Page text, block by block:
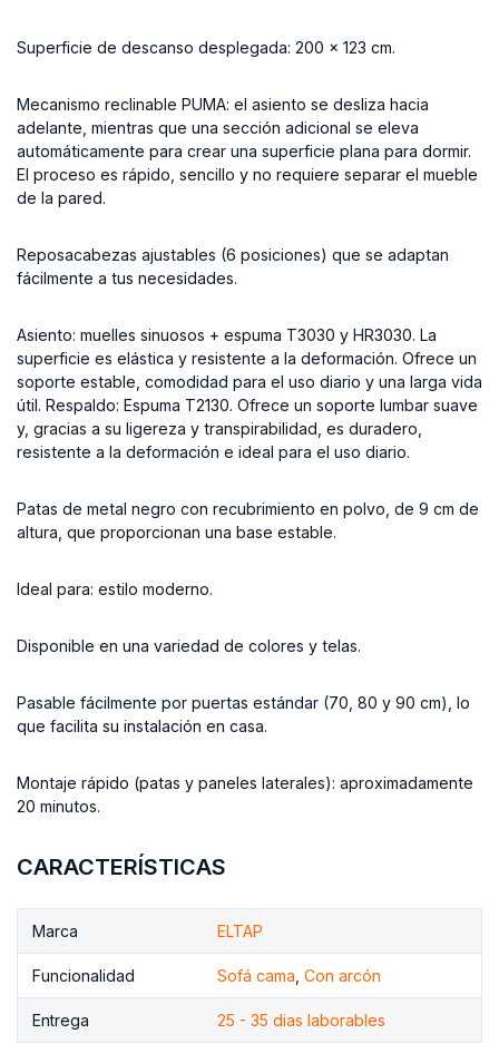
Superficie de descanso desplegada: 200 x 123 cm.
Mecanismo reclinable PUMA: el asiento se desliza hacia
adelante, mientras que una sección adicional se eleva
automáticamente para crear una superficie plana para dormir.
El proceso es rápido, sencillo y no requiere separar el mueble
de la pared.
Reposacabezas ajustables (6 posiciones) que se adaptan
fácilmente a tus necesidades.
Asiento: muelles sinuosos + espuma T3030 y HR3030. La
superficie es elástica y resistente a la deformación. Ofrece un
soporte estable, comodidad para el uso diario y una larga vida
útil. Respaldo: Espuma T2130. Ofrece un soporte lumbar suave
y, gracias a su ligereza y transpirabilidad, es duradero,
resistente a la deformación e ideal para el uso diario.
Patas de metal negro con recubrimiento en polvo, de 9 cm de
altura, que proporcionan una base estable.
Ideal para: estilo moderno.
Disponible en una variedad de colores y telas.
Pasable fácilmente por puertas estándar (70, 80 y 90 cm), lo
que facilita su instalación en casa.
Montaje rápido (patas y paneles laterales): aproximadamente
20 minutos.
CARACTERÍSTICAS
Marca ELTAP
Funcionalidad Sofá cama Con arcón
Entrega 25 - 35 dias laborables